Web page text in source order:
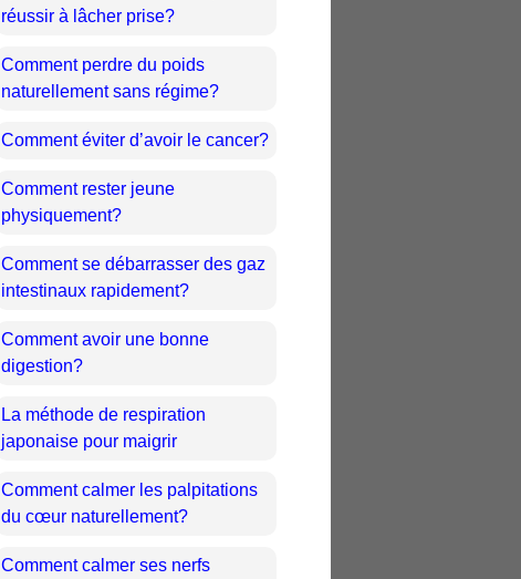
réussir à lâcher prise?
Comment perdre du poids
naturellement sans régime?
Comment éviter d’avoir le cancer?
Comment rester jeune
physiquement?
Comment se débarrasser des gaz
intestinaux rapidement?
Comment avoir une bonne
digestion?
La méthode de respiration
japonaise pour maigrir
Comment calmer les palpitations
du cœur naturellement?
Comment calmer ses nerfs